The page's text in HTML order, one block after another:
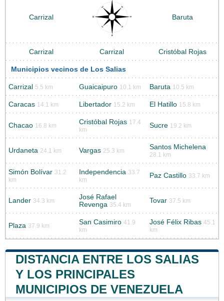
Carrizal Baruta
Carrizal Carrizal Cristóbal Rojas
Municipios vecinos de Los Salias
Carrizal 5.5 km Guaicaipuro 10.1 km Baruta 10.5 km
Caracas 14.1 km Libertador 15.2 km El Hatillo 15.8 km
Chacao 16.8 km Cristóbal Rojas 17.4
km
Sucre 19.2 km
Urdaneta 24.1 km Vargas 25.3 km Santos Michelena
28.1 km
Simón Bolívar 31.2
km
Independencia 33.7
km
Paz Castillo 33.7 km
Lander 34.3 km
José Rafael
Revenga 35.4 km
Tovar 37.5 km
Plaza 37.9 km San Casimiro 41.9
km
José Félix Ribas 45.1
km
DISTANCIA ENTRE LOS SALIAS
Y LOS PRINCIPALES
MUNICIPIOS DE VENEZUELA